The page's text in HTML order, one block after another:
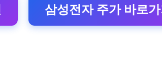
삼성전자 주가 바로가